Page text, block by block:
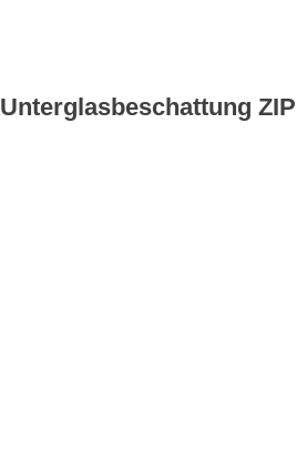
Unterglasbeschattung ZIP